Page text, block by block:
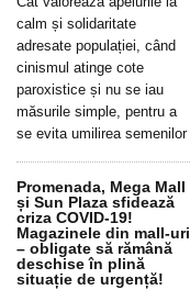
calm și solidaritate
adresate populației, când
cinismul atinge cote
paroxistice și nu se iau
măsurile simple, pentru a
se evita umilirea semenilor
Promenada, Mega Mall
și Sun Plaza sfidează
criza COVID-19!
Magazinele din mall-uri
– obligate să rămână
deschise în plină
situație de urgență!